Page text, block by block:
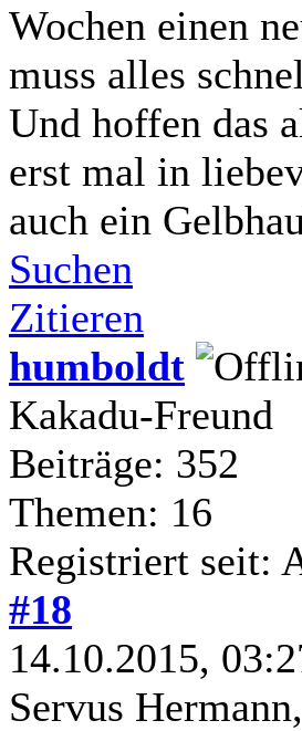
Wochen einen
muss alles
Und hoffen das
erst mal in
auch ein
Suchen
Zitieren
humboldt
Kakadu-Freund
Beiträge: 352
Themen: 16
Registriert seit:
#18
14.10.2015,
Servus Hermann,